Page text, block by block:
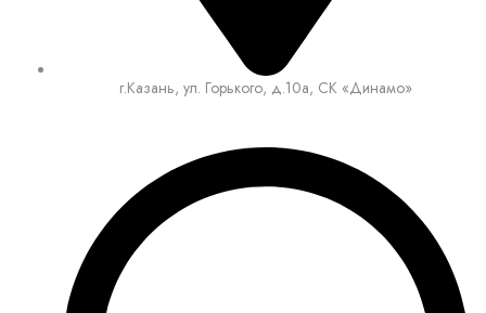
г.Казань, ул. Горького, д.10а, СК «Динамо»